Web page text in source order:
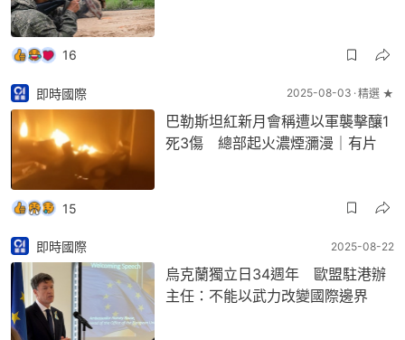
16
即時國際 2025-08-03 精選 ★
巴勒斯坦紅新月會稱遭以軍襲擊釀1
死3傷 總部起火濃煙瀰漫｜有片
15
即時國際 2025-08-22
烏克蘭獨立日34週年 歐盟駐港辦
主任：不能以武力改變國際邊界